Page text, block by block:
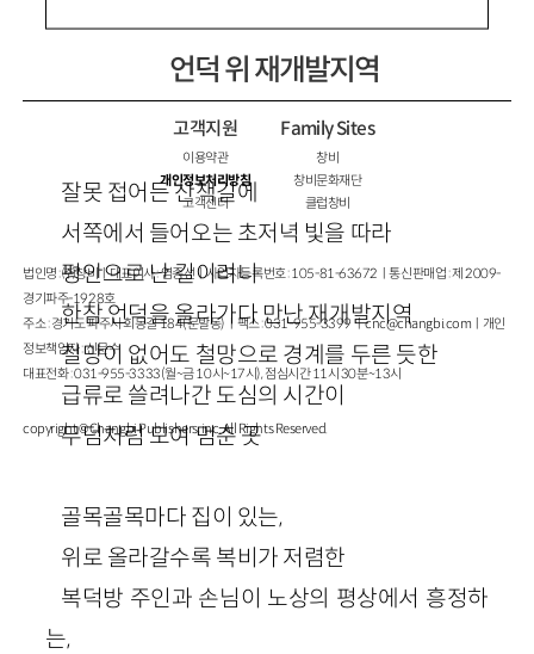
언덕 위 재개발지역
잘못 접어든 산책길에
서쪽에서 들어오는 초저녁 빛을 따라
평안으로 난 길이려니
한참 언덕을 올라가다 만난 재개발지역
철망이 없어도 철망으로 경계를 두른 듯한
급류로 쓸려나간 도심의 시간이
무덤처럼 모여 멈춘 곳
골목골목마다 집이 있는,
위로 올라갈수록 복비가 저렴한
복덕방 주인과 손님이 노상의 평상에서 흥정하
는,
고객지원
이용약관
개인정보처리방침
고객센터
Family Sites
창비
창비문화재단
클럽창비
법인명 : ㈜창비ㅣ대표이사 : 염종선ㅣ사업자등록번호 : 105-81-63672ㅣ통신판매업 : 제 2009-
경기파주-1928호
주소 : 경기도 파주시 회동길 184(문발동)ㅣ팩스 : 031-955-3399 ㅣcnc@changbi.com ㅣ개인
정보책임자 : 신문수
대표전화 : 031-955-3333(월~금 10시~17시), 점심시간 11시 30분~13시
copyright © Changbi Publishers, inc. All Rights Reserved.